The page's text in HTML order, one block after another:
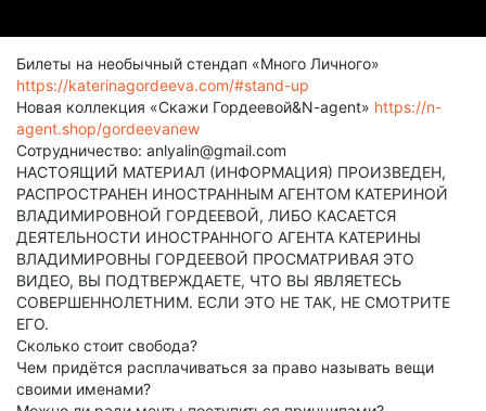
Билеты на необычный стендап «Много Личного»
https://katerinagordeeva.com/#stand-up
Новая коллекция «Скажи Гордеевой&N-agent» https://n-
agent.shop/gordeevanew
Сотрудничество: anlyalin@gmail.com
НАСТОЯЩИЙ МАТЕРИАЛ (ИНФОРМАЦИЯ) ПРОИЗВЕДЕН,
РАСПРОСТРАНЕН ИНОСТРАННЫМ АГЕНТОМ КАТЕРИНОЙ
ВЛАДИМИРОВНОЙ ГОРДЕЕВОЙ, ЛИБО КАСАЕТСЯ
ДЕЯТЕЛЬНОСТИ ИНОСТРАННОГО АГЕНТА КАТЕРИНЫ
ВЛАДИМИРОВНЫ ГОРДЕЕВОЙ ПРОСМАТРИВАЯ ЭТО
ВИДЕО, ВЫ ПОДТВЕРЖДАЕТЕ, ЧТО ВЫ ЯВЛЯЕТЕСЬ
СОВЕРШЕННОЛЕТНИМ. ЕСЛИ ЭТО НЕ ТАК, НЕ СМОТРИТЕ
ЕГО.
Сколько стоит свобода?
Чем придётся расплачиваться за право называть вещи
своими именами?